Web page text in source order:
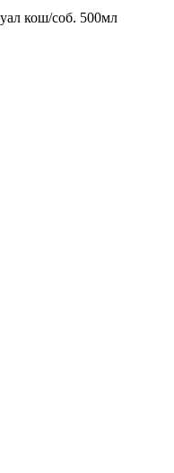
кош/соб. 500мл